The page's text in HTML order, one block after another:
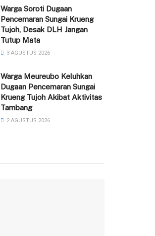
Warga Soroti Dugaan
Pencemaran Sungai Krueng
Tujoh, Desak DLH Jangan
Tutup Mata
3 AGUSTUS 2026
Warga Meureubo Keluhkan
Dugaan Pencemaran Sungai
Krueng Tujoh Akibat Aktivitas
Tambang
2 AGUSTUS 2026